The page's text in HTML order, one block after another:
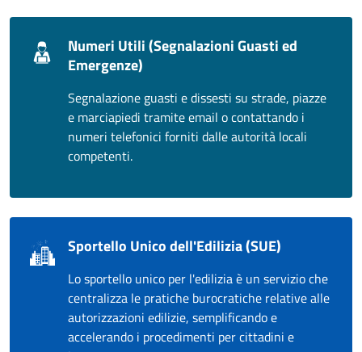
Numeri Utili (Segnalazioni Guasti ed
Emergenze)
Segnalazione guasti e dissesti su strade, piazze
e marciapiedi tramite email o contattando i
numeri telefonici forniti dalle autorità locali
competenti.
Sportello Unico dell'Edilizia (SUE)
Lo sportello unico per l'edilizia è un servizio che
centralizza le pratiche burocratiche relative alle
autorizzazioni edilizie, semplificando e
accelerando i procedimenti per cittadini e